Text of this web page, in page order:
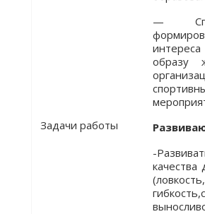
Задачи работы
—
образу
-
качества